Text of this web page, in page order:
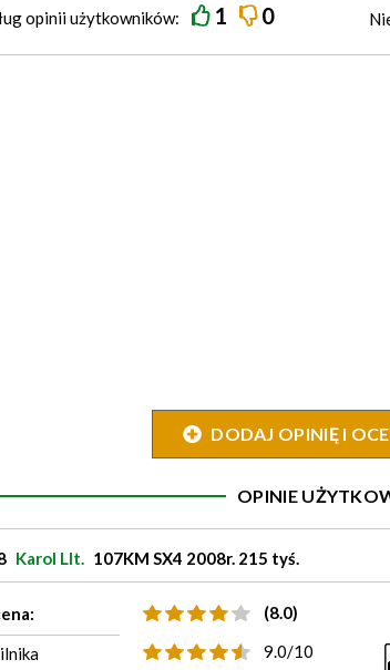
opiniiużytkowników: 1 0
DODAJ OPINIĘ I
OPINIE
Karol LIt. 107KM SX4 2008r. 215 tyś.
(8.0)
9.0/10